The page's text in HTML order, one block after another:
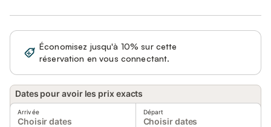
Économisez jusqu'à 10% sur cette
réservation en vous connectant.
Dates pour avoir les prix exacts
Arrivée
Choisir dates
Départ
Choisir dates